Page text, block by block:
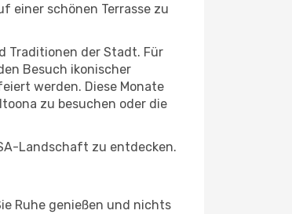
einer schönen Terrasse zu
Traditionen der Stadt. Für
Besuch ikonischer
werden. Diese Monate
zu besuchen oder die
Landschaft zu entdecken.
Ruhe genießen und nichts